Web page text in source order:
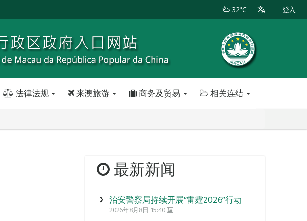
32°C 登入
法律法规 来澳旅游 商务及贸易 相关连结
最新新闻
治安警察局持续开展“雷霆2026”行动
2026年8月8日 15:40